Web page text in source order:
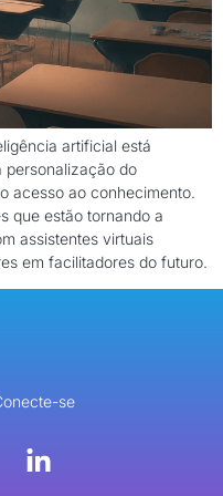
artificial está
personalização do
acesso ao conhecimento.
que estão tornando a
assistentes virtuais
em facilitadores do futuro.
se